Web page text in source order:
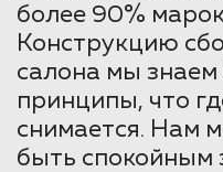
более 90%
Конструкцию
салона мы знаем
принципы, что
снимается. Нам
быть спокойным